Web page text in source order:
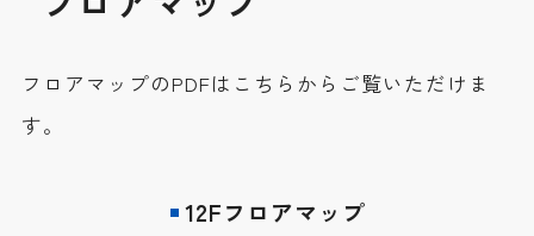
フロアマップのPDFはこちらからご覧いただけま
す。
12Fフロアマップ